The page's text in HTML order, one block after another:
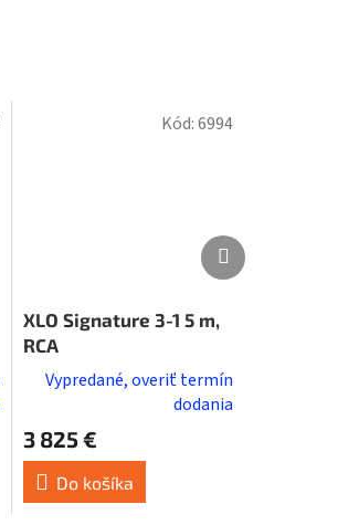
XLO Signature 3-1 5 m,
RCA
Vypredané, overiť termín
dodania
3 825 €
Do košíka
Kód:6994
Ďalší
produkt
Ďalší
produkt